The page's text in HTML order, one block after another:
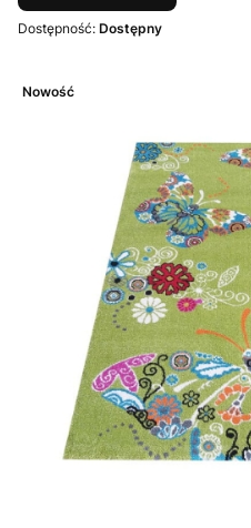
Dostępność: Dostępny
Nowość